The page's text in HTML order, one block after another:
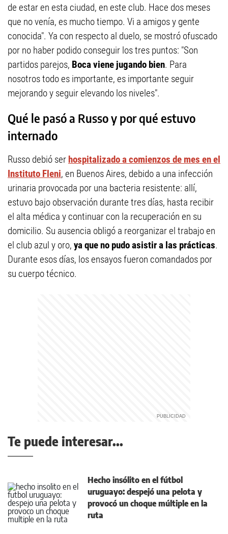
de estar en esta ciudad, en este club. Hace dos meses
que no venía, es mucho tiempo. Vi a amigos y gente
conocida". Ya con respecto al duelo, se mostró ofuscado
por no haber podido conseguir los tres puntos: "Son
partidos parejos, Boca viene jugando bien. Para
nosotros todo es importante, es importante seguir
mejorando y seguir elevando los niveles".
Qué le pasó a Russo y por qué estuvo
internado
Russo debió ser hospitalizado a comienzos de mes en el
Instituto Fleni, en Buenos Aires, debido a una infección
urinaria provocada por una bacteria resistente: allí,
estuvo bajo observación durante tres días, hasta recibir
el alta médica y continuar con la recuperación en su
domicilio. Su ausencia obligó a reorganizar el trabajo en
el club azul y oro, ya que no pudo asistir a las prácticas.
Durante esos días, los ensayos fueron comandados por
su cuerpo técnico.
Te puede interesar...
Hecho insólito en el fútbol
uruguayo: despejó una pelota y
provocó un choque múltiple en la
ruta